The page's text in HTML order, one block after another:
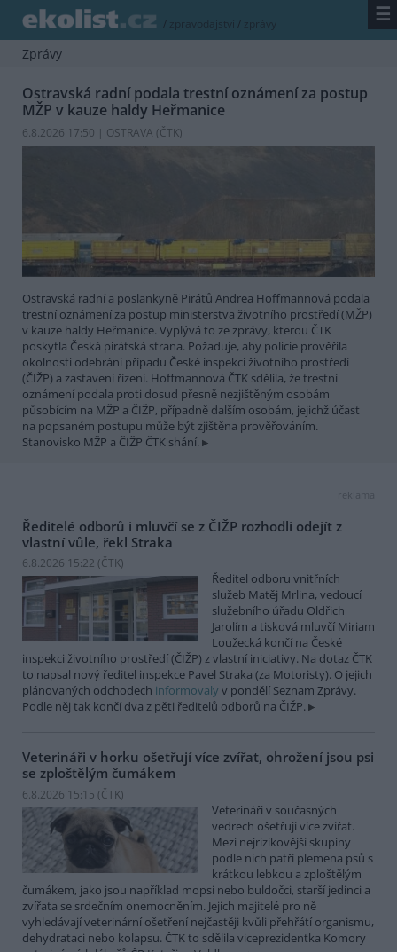
/ zpravodajství / zprávy ☰
Zprávy
Ostravská radní podala trestní oznámení za postup
MŽP v kauze haldy Heřmanice
6.8.2026 17:50 | OSTRAVA (ČTK)
Ostravská radní a poslankyně Pirátů Andrea Hoffmannová podala
trestní oznámení za postup ministerstva životního prostředí (MŽP)
v kauze haldy Heřmanice. Vyplývá to ze zprávy, kterou ČTK
poskytla Česká pirátská strana. Požaduje, aby policie prověřila
okolnosti odebrání případu České inspekci životního prostředí
(ČIŽP) a zastavení řízení. Hoffmannová ČTK sdělila, že trestní
oznámení podala proti dosud přesně nezjištěným osobám
působícím na MŽP a ČIŽP, případně dalším osobám, jejichž účast
na popsaném postupu může být zjištěna prověřováním.
Stanovisko MŽP a ČIŽP ČTK shání.
reklama
Ředitelé odborů i mluvčí se z ČIŽP rozhodli odejít z
vlastní vůle, řekl Straka
6.8.2026 15:22 (ČTK)
Ředitel odboru vnitřních
služeb Matěj Mrlina, vedoucí
služebního úřadu Oldřich
Jarolím a tisková mluvčí Miriam
Loužecká končí na České
inspekci životního prostředí (ČIŽP) z vlastní iniciativy. Na dotaz ČTK
to napsal nový ředitel inspekce Pavel Straka (za Motoristy). O jejich
plánovaných odchodech informovaly v pondělí Seznam Zprávy.
Podle něj tak končí dva z pěti ředitelů odborů na ČIŽP.
Veterináři v horku ošetřují více zvířat, ohrožení jsou psi
se zploštělým čumákem
6.8.2026 15:15 (ČTK)
Veterináři v současných
vedrech ošetřují více zvířat.
Mezi nejrizikovější skupiny
podle nich patří plemena psů s
krátkou lebkou a zploštělým
čumákem, jako jsou například mopsi nebo buldočci, starší jedinci a
zvířata se srdečním onemocněním. Jejich majitelé pro ně
vyhledávají veterinární ošetření nejčastěji kvůli přehřátí organismu,
dehydrataci nebo kolapsu. ČTK to sdělila viceprezidentka Komory